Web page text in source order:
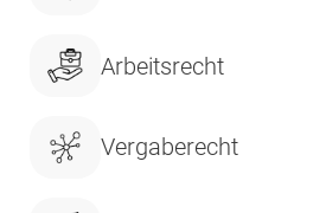
Arbeitsrecht
Vergaberecht